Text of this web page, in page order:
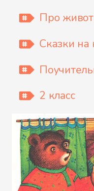
Про
Сказки на
2 класс